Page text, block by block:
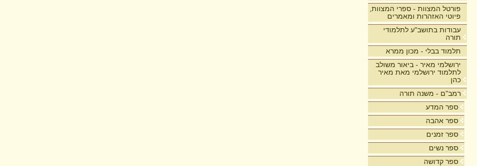
פורטל המצוות - ספרי המצוות,
פיוטי האזהרות ומאמרים
עבודות בתושב"ע לתלמודי
תורה
תלמוד בבלי - מכון ממרא
ירושלמי מאיר - ביאור משולב
לתלמוד ירושלמי מאת מאיר
כהן
רמב"ם - משנה תורה
ספר המדע
ספר אהבה
ספר זמנים
ספר נשים
ספר קדושה